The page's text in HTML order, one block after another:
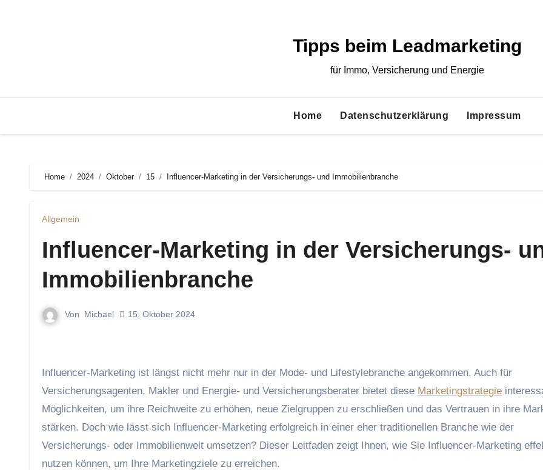
Tipps beim Leadmarketing
für Immo, Versicherung und Energie
Home Datenschutzerklärung Impressum
Home 2024 Oktober 15 Influencer-Marketing in der Versicherungs- und Immobilienbranche
Allgemein
Influencer-Marketing in der Versicherungs-
Immobilienbranche
Von Michael 15. Oktober 2024
Influencer-Marketing ist längst nicht mehr nur in der Mode- und Lifestylebranche angekommen. Auch für
Versicherungsagenten, Makler und Energie- und Versicherungsberater bietet diese Marketingstrategie
Möglichkeiten, um ihre Reichweite zu erhöhen, neue Zielgruppen zu erschließen und das Vertrauen in ihre
stärken. Doch wie lässt sich Influencer-Marketing erfolgreich in einer eher traditionellen Branche wie der
Versicherungs- oder Immobilienwelt umsetzen? Dieser Leitfaden zeigt Ihnen, wie Sie Influencer-Marketing
nutzen können, um Ihre Marketingziele zu erreichen.